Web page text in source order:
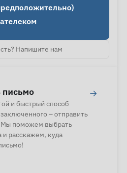
Напишите нам
письмо
и быстрый способ
– отправить
Мы поможем выбрать
и расскажем, куда
→